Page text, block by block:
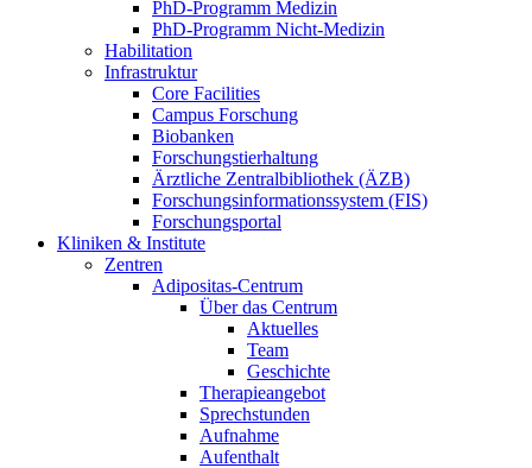
PhD-Programm Medizin
PhD-Programm Nicht-Medizin
Habilitation
Infrastruktur
Core Facilities
Campus Forschung
Biobanken
Forschungstierhaltung
Ärztliche Zentralbibliothek (ÄZB)
Forschungsinformationssystem (FIS)
Forschungsportal
Kliniken & Institute
Zentren
Adipositas-Centrum
Über das Centrum
Aktuelles
Team
Geschichte
Therapieangebot
Sprechstunden
Aufnahme
Aufenthalt